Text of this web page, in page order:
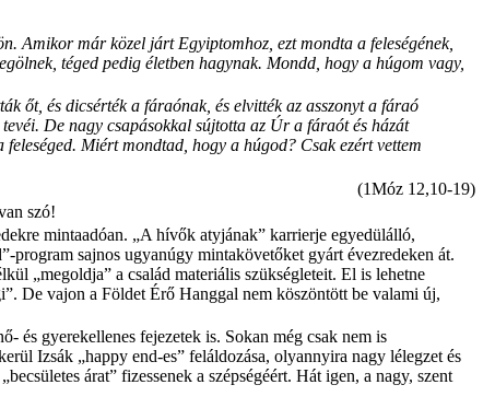
Amikor már közel járt Egyiptomhoz, ezt mondta a feleségének,
téged pedig életben hagynak. Mondd, hogy a húgom vagy,
őt, és dicsérték a fáraónak, és elvitték az asszonyt a fáraó
De nagy csapásokkal sújtotta az Úr a fáraót és házát
Miért mondtad, hogy a húgod? Csak ezért vettem
(1Móz 12,10-19)
szó!
mintaadóan. „A hívők atyjának” karrierje egyedülálló,
program sajnos ugyanúgy mintakövetőket gyárt évezredeken át.
„megoldja” a család materiális szükségleteit. El is lehetne
De vajon a Földet Érő Hanggal nem köszöntött be valami új,
és gyerekellenes fejezetek is. Sokan még csak nem is
Izsák „happy end-es” feláldozása, olyannyira nagy lélegzet és
árat” fizessenek a szépségéért. Hát igen, a nagy, szent